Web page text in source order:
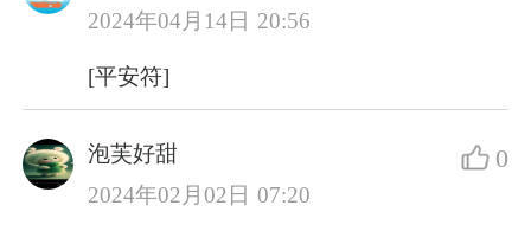
2024年04月14日 20:56
[平安符]
泡芙好甜
2024年02月02日 07:20
0